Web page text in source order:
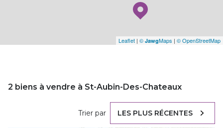
Leaflet | © JawgMaps | © OpenStreetMap
2 biens à vendre à St-Aubin-Des-Chateaux
Trier par LES PLUS RÉCENTES